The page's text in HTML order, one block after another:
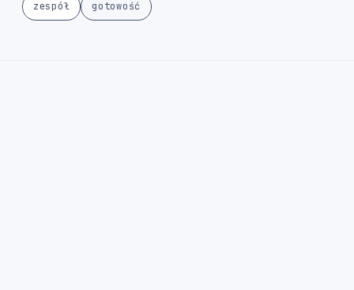
zespół gotowość